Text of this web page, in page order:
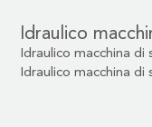
Idraulico
Idraulico macchina di
Idraulico macchina di